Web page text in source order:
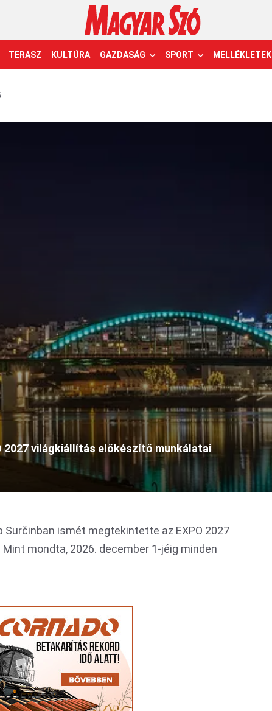
TERASZ KULTÚRA GAZDASÁG SPORT MELLÉKLETEK
2027 világkiállítás előkészítő munkálatai
ismét megtekintette az EXPO 2027
mondta, 2026. december 1-jéig minden